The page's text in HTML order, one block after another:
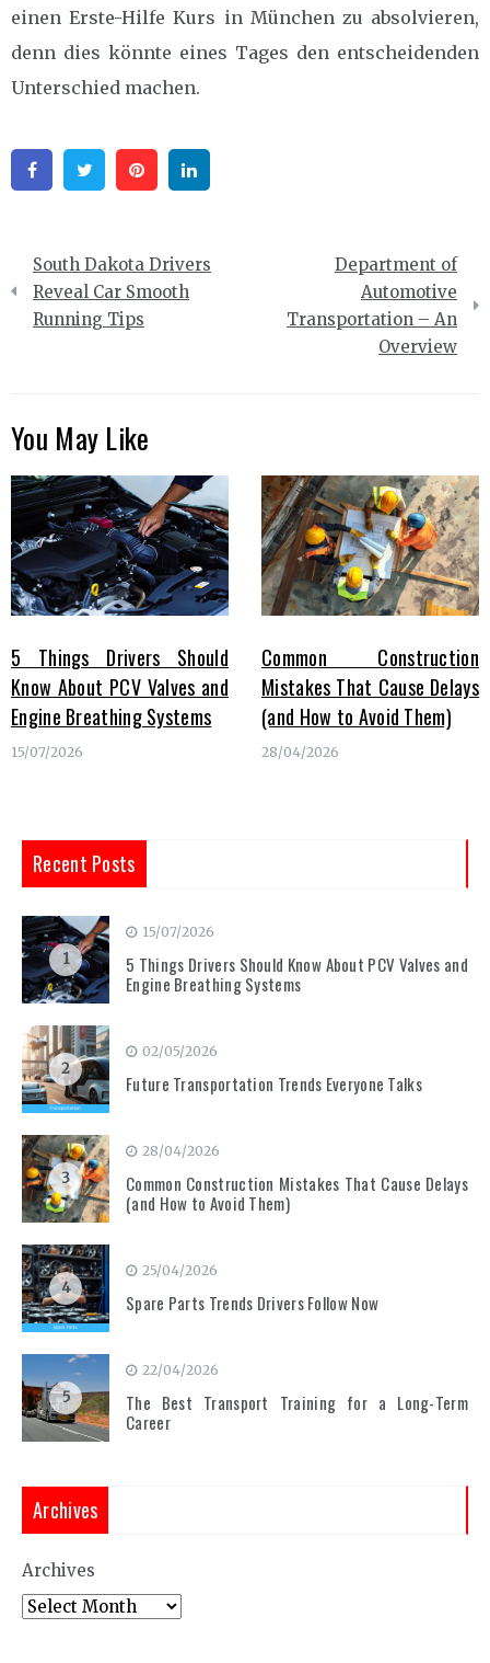
einen Erste-Hilfe Kurs in München zu absolvieren,
denn dies könnte eines Tages den entscheidenden
Unterschied machen.
FacebookTwitter Pinterest
Post
navigation
South Dakota Drivers
Reveal Car Smooth
Running Tips
Department of
Automotive
Transportation – An
Overview
You May Like
5 Things Drivers Should
Know About PCV Valves and
Engine Breathing Systems
15/07/2026
Common Construction
Mistakes That Cause Delays
(and How to Avoid Them)
28/04/2026
Recent Posts
1
15/07/2026
5 Things Drivers Should Know About PCV Valves and
Engine Breathing Systems
2
02/05/2026
Future Transportation Trends Everyone Talks
3
28/04/2026
Common Construction Mistakes That Cause Delays
(and How to Avoid Them)
4
25/04/2026
Spare Parts Trends Drivers Follow Now
5
22/04/2026
The Best Transport Training for a Long-Term
Career
Archives
Archives